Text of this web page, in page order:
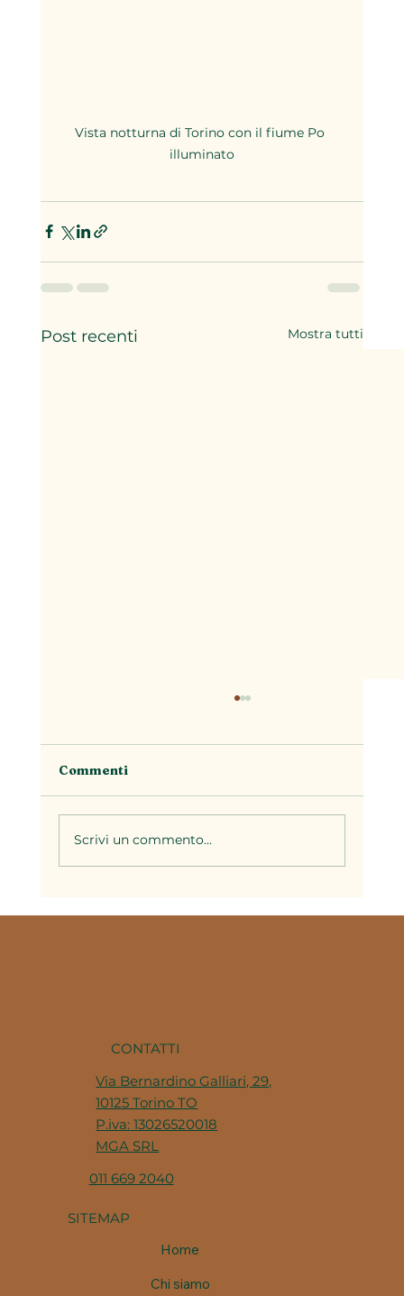
Vista notturna di Torino con il fiume Po
illuminato
Post recenti Mostra tutti
Commenti
Scrivi un commento...
CONTATTI
Via Bernardino Galliari, 29,
10125 Torino TO
P.iva: 13026520018
MGA SRL
011 669 2040
SITEMAP
Home
Chi siamo